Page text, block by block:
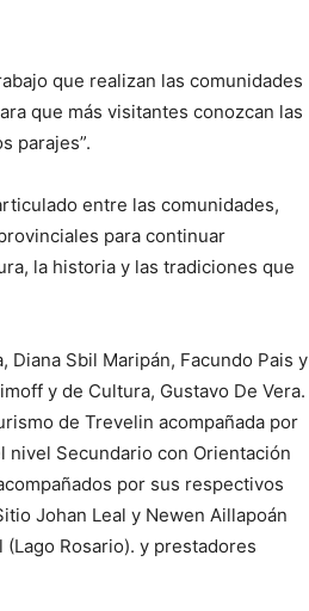
que realizan las comunidades
que más visitantes conozcan las
parajes”.
entre las comunidades,
para continuar
la historia y las tradiciones que
Sbil Maripán, Facundo Pais y
y de Cultura, Gustavo De Vera.
de Trevelin acompañada por
nivel Secundario con Orientación
por sus respectivos
Johan Leal y Newen Aillapoán
Rosario). y prestadores